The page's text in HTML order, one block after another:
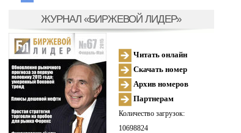
ЖУРНАЛ «БИРЖЕВОЙ ЛИДЕР»
Читать онлайн
Скачать номер
Архив номеров
Партнерам
Количество загрузок:
10698824